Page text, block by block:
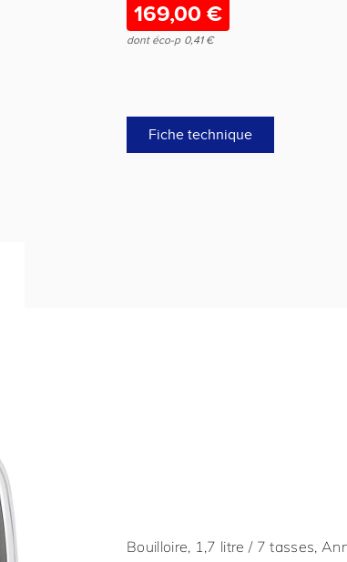
169,00 €
dont éco-p 0,41 €
Fiche technique
Bouilloire, 1,7 litre / 7 tasses,